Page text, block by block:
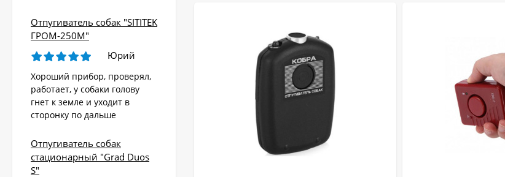
Отпугиватель собак "SITITEK
ГРОМ-250М"
Юрий
Хороший прибор, проверял,
работает, у собаки голову
гнет к земле и уходит в
сторонку по дальше
Отпугиватель собак
стационарный "Grad Duos
S"